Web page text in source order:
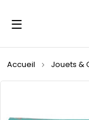
Accueil Jouets &